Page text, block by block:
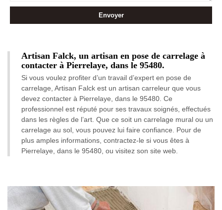
Artisan Falck, un artisan en pose de carrelage à
contacter à Pierrelaye, dans le 95480.
Si vous voulez profiter d’un travail d’expert en pose de
carrelage, Artisan Falck est un artisan carreleur que vous
devez contacter à Pierrelaye, dans le 95480. Ce
professionnel est réputé pour ses travaux soignés, effectués
dans les règles de l’art. Que ce soit un carrelage mural ou un
carrelage au sol, vous pouvez lui faire confiance. Pour de
plus amples informations, contractez-le si vous êtes à
Pierrelaye, dans le 95480, ou visitez son site web.